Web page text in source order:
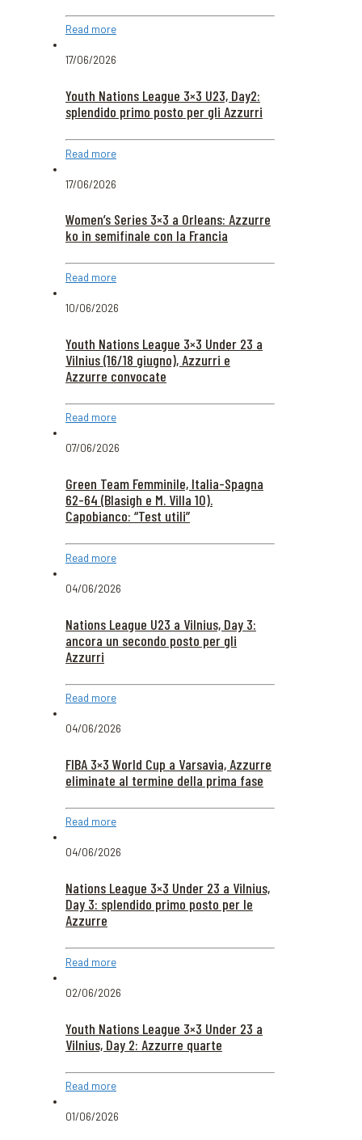
Read more
17/06/2026
Youth Nations League 3×3 U23, Day2:
splendido primo posto per gli Azzurri
Read more
17/06/2026
Women’s Series 3×3 a Orleans: Azzurre
ko in semifinale con la Francia
Read more
10/06/2026
Youth Nations League 3×3 Under 23 a
Vilnius (16/18 giugno), Azzurri e
Azzurre convocate
Read more
07/06/2026
Green Team Femminile, Italia-Spagna
62-64 (Blasigh e M. Villa 10).
Capobianco: “Test utili”
Read more
04/06/2026
Nations League U23 a Vilnius, Day 3:
ancora un secondo posto per gli
Azzurri
Read more
04/06/2026
FIBA 3×3 World Cup a Varsavia, Azzurre
eliminate al termine della prima fase
Read more
04/06/2026
Nations League 3×3 Under 23 a Vilnius,
Day 3: splendido primo posto per le
Azzurre
Read more
02/06/2026
Youth Nations League 3×3 Under 23 a
Vilnius, Day 2: Azzurre quarte
Read more
01/06/2026